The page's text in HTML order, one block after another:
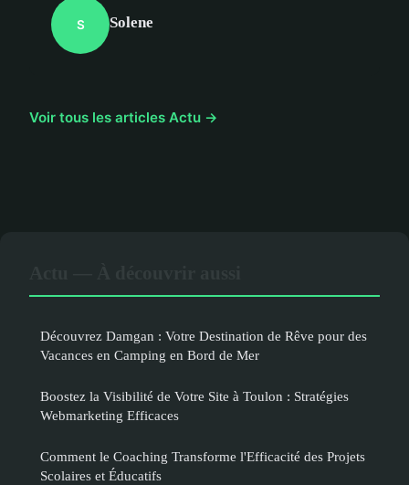
S Solene
Voir tous les articles Actu →
Découvrez Damgan : Votre Destination de Rêve pour des
Vacances en Camping en Bord de Mer
Boostez la Visibilité de Votre Site à Toulon : Stratégies
Webmarketing Efficaces
Comment le Coaching Transforme l'Efficacité des Projets
Scolaires et Éducatifs